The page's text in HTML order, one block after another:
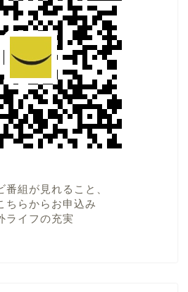
組が見れること、
ちらからお申込み
ライフの充実